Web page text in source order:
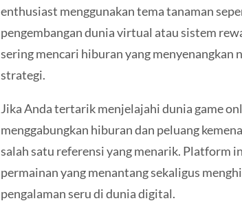
enthusiast menggunakan tema tanaman
pengembangan dunia virtual atau sistem
sering mencari hiburan yang menyenangkan
strategi.
Jika Anda tertarik menjelajahi dunia game
menggabungkan hiburan dan peluang
salah satu referensi yang menarik. Platform
permainan yang menantang sekaligus
pengalaman seru di dunia digital.